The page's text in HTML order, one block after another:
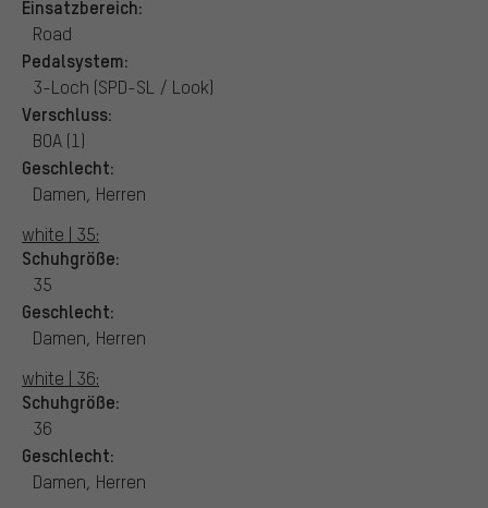
Einsatzbereich:
Road
Pedalsystem:
3-Loch (SPD-SL / Look)
Verschluss:
BOA (1)
Geschlecht:
Damen, Herren
white | 35:
Schuhgröße:
35
Geschlecht:
Damen, Herren
white | 36:
Schuhgröße:
36
Geschlecht:
Damen, Herren